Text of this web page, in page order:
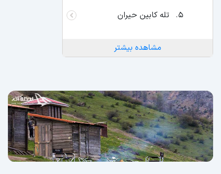
تله کابین حیران
مشاهده بیشتر